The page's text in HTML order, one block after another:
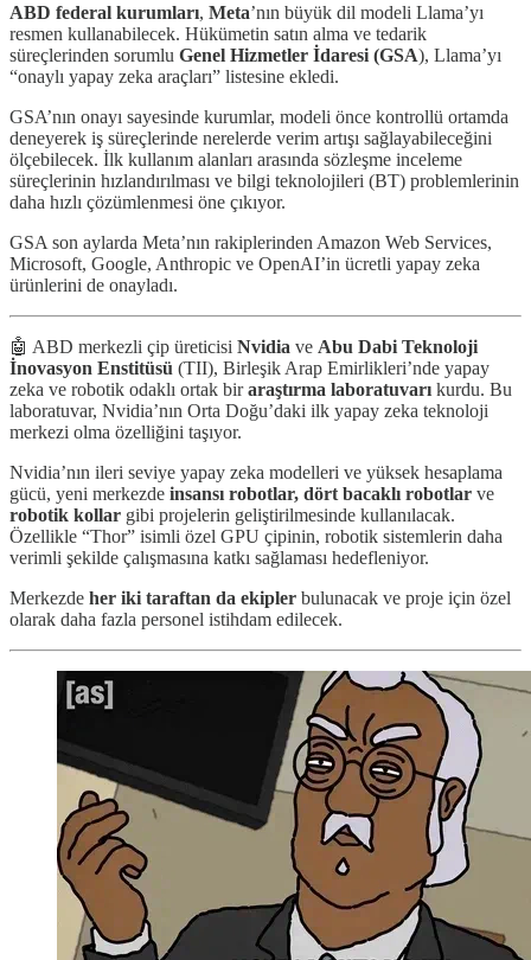
ABD federal kurumları, Meta’nın büyük dil modeli Llama’yı
resmen kullanabilecek. Hükümetin satın alma ve tedarik
süreçlerinden sorumlu Genel Hizmetler İdaresi (GSA), Llama’yı
“onaylı yapay zeka araçları” listesine ekledi.
GSA’nın onayı sayesinde kurumlar, modeli önce kontrollü ortamda
deneyerek iş süreçlerinde nerelerde verim artışı sağlayabileceğini
ölçebilecek. İlk kullanım alanları arasında sözleşme inceleme
süreçlerinin hızlandırılması ve bilgi teknolojileri (BT) problemlerinin
daha hızlı çözümlenmesi öne çıkıyor.
GSA son aylarda Meta’nın rakiplerinden Amazon Web Services,
Microsoft, Google, Anthropic ve OpenAI’in ücretli yapay zeka
ürünlerini de onayladı.
🤖 ABD merkezli çip üreticisi Nvidia ve Abu Dabi Teknoloji
İnovasyon Enstitüsü (TII), Birleşik Arap Emirlikleri’nde yapay
zeka ve robotik odaklı ortak biraraştırma laboratuvarı kurdu. Bu
laboratuvar, Nvidia’nın Orta Doğu’daki ilk yapay zeka teknoloji
merkezi olma özelliğini taşıyor.
Nvidia’nın ileri seviye yapay zeka modelleri ve yüksek hesaplama
gücü, yeni merkezde insansı robotlar, dört bacaklı robotlar ve
robotik kollar gibi projelerin geliştirilmesinde kullanılacak.
Özellikle “Thor” isimli özel GPU çipinin, robotik sistemlerin daha
verimli şekilde çalışmasına katkı sağlaması hedefleniyor.
Merkezde her iki taraftan da ekipler bulunacak ve proje için özel
olarak daha fazla personel istihdam edilecek.